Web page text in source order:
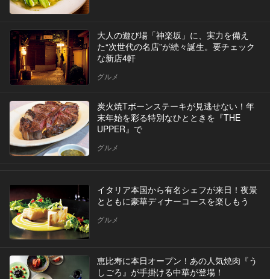
大人の遊び場「神楽坂」に、実力を備え
た“次世代の名店”が続々誕生。要チェック
な新店4軒
グルメ
炭火焼Tボーンステーキが見逃せない！年
末年始を彩る特別なひとときを『THE
UPPER』で
グルメ
イタリア本国から有名シェフが来日！夜景
とともに豪華ディナーコースを楽しもう
グルメ
恵比寿に本日オープン！あの人気焼肉『う
しごろ』が手掛ける中華が登場！